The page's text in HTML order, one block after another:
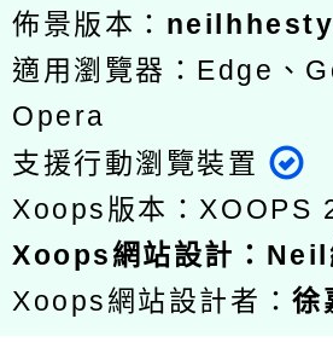
佈景版本：
適用瀏覽器：Edge、
Opera
支援行動瀏覽裝置
Xoops版本： XOOPS
Xoops網站設計 ： Neil
Xoops網站設計者：徐